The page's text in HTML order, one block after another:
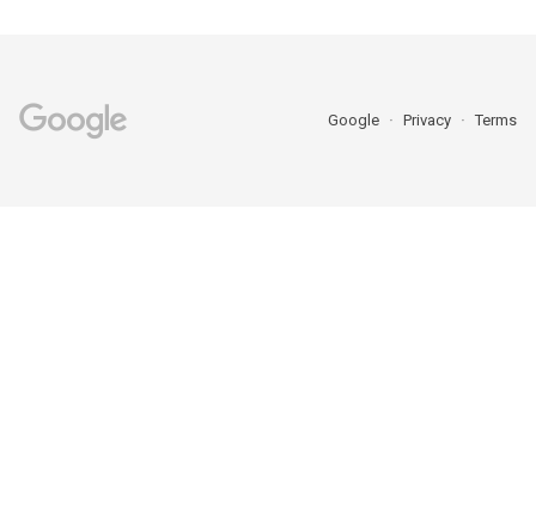
Google Privacy Terms